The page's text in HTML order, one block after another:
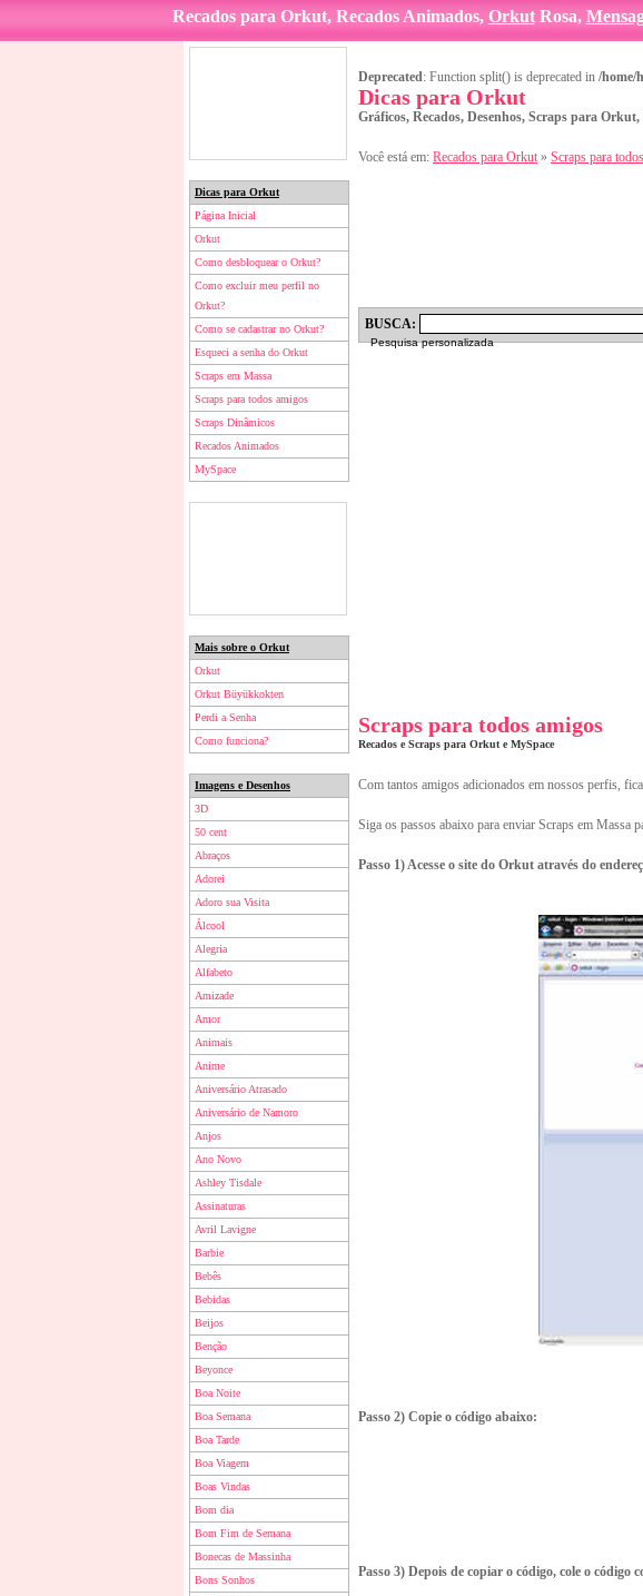
Recados para Orkut, Recados Animados, OrkutRosa,
Dicas para Orkut
Página Inicial
Orkut
Como desbloquear o Orkut?
Como excluir meu perfil no
Orkut?
Como se cadastrar no Orkut?
Esqueci a senha do Orkut
Scraps em Massa
Scraps para todos amigos
Scraps Dinâmicos
Recados Animados
MySpace
Mais sobre o Orkut
Orkut
Orkut Büyükkokten
Perdi a Senha
Como funciona?
Imagens e Desenhos
3D
50 cent
Abraços
Adorei
Adoro sua Visita
Álcool
Alegria
Alfabeto
Amizade
Amor
Animais
Anime
Aniversário Atrasado
Aniversário de Namoro
Anjos
Ano Novo
Ashley Tisdale
Assinaturas
Avril Lavigne
Barbie
Bebês
Bebidas
Beijos
Benção
Beyonce
Boa Noite
Boa Semana
Boa Tarde
Boa Viagem
Boas Vindas
Bom dia
Bom Fim de Semana
Bonecas de Massinha
Bons Sonhos
Deprecated: Function split() is deprecated in /home/
Dicas para Orkut
Gráficos, Recados, Desenhos, Scraps para
Você está em: Recados para Orkut » Scraps para
BUSCA:
Pesquisa personalizada
Scraps para todos amigos
Recados e Scraps para Orkut e MySpace
Com tantos amigos adicionados em nossos perfis,
Siga os passos abaixo para enviar Scraps em Massa
Passo 1) Acesse o site do Orkut através do
Passo 2) Copie o código abaixo:
Passo 3) Depois de copiar o código, cole o